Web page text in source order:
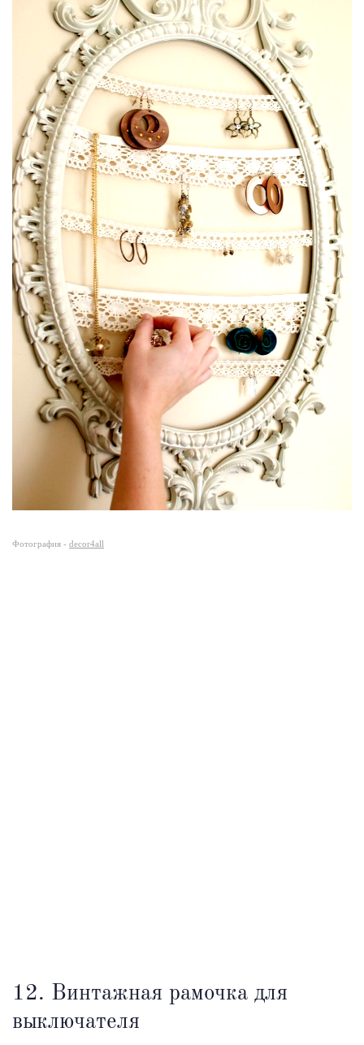
Фотография - decor4all
12. Винтажная рамочка для
выключателя